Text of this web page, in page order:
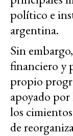
político e
argentina.
Sin
financiero y
propio
apoyado por
los
de